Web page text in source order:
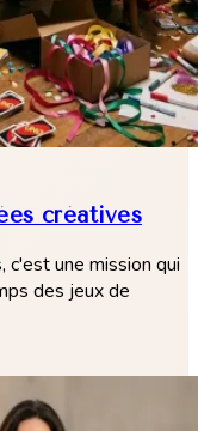
créatives
c'est une mission qui
des jeux de